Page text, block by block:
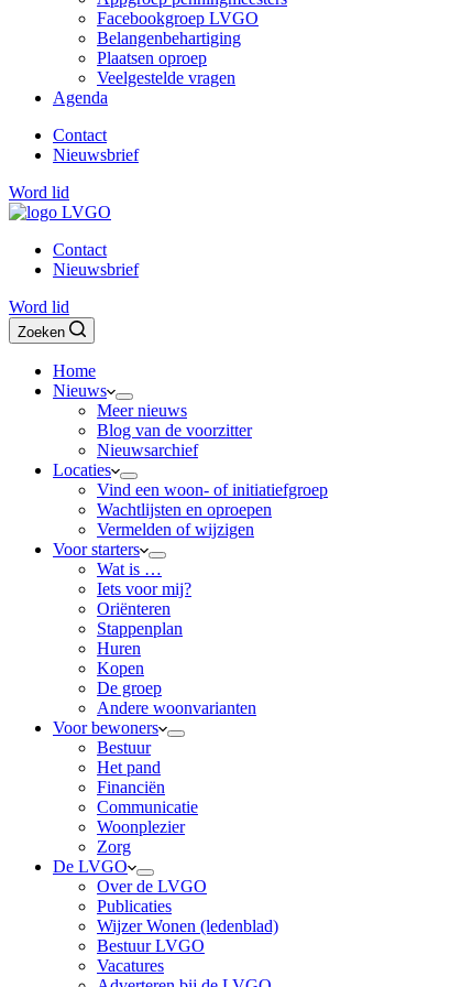
Facebookgroep LVGO
Belangenbehartiging
Plaatsen oproep
Veelgestelde vragen
Agenda
Contact
Nieuwsbrief
Word lid
Contact
Nieuwsbrief
Word lid
Zoeken
Home
Nieuws
Meer nieuws
Blog van de voorzitter
Nieuwsarchief
Locaties
Vind een woon- of initiatiefgroep
Wachtlijsten en oproepen
Vermelden of wijzigen
Voor starters
Wat is …
Iets voor mij?
Oriënteren
Stappenplan
Huren
Kopen
De groep
Andere woonvarianten
Voor bewoners
Bestuur
Het pand
Financiën
Communicatie
Woonplezier
Zorg
De LVGO
Over de LVGO
Publicaties
Wijzer Wonen (ledenblad)
Bestuur LVGO
Vacatures